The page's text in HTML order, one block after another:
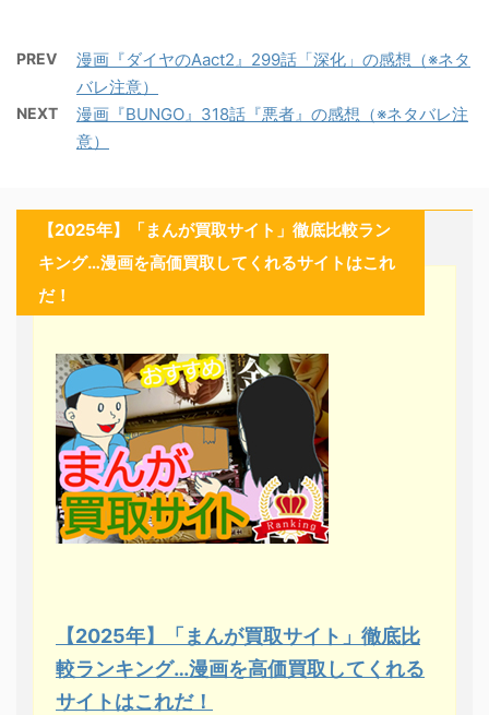
PREV
漫画『ダイヤのAact2』299話「深化」の感想（※ネタ
バレ注意）
NEXT
漫画『BUNGO』318話『悪者』の感想（※ネタバレ注
意）
【2025年】「まんが買取サイト」徹底比較ラン
キング…漫画を高価買取してくれるサイトはこれ
だ！
【2025年】「まんが買取サイト」徹底比
較ランキング…漫画を高価買取してくれる
サイトはこれだ！